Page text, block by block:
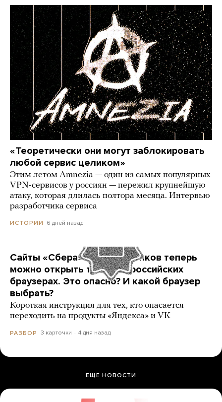
«Теоретически они могут заблокировать
любой сервис целиком»
Этим летом Amnezia — один из самых популярных
VPN-сервисов у россиян — пережил крупнейшую
атаку, которая длилась полтора месяца. Интервью
разработчика сервиса
ИСТОРИИ 6 дней назад
Сайты «Сбера» и других банков теперь
можно открыть только в российских
браузерах. Это опасно? И какой браузер
выбрать?
Короткая инструкция для тех, кто опасается
переходить на продукты «Яндекса» и VK
РАЗБОР 3 карточки 4 дня назад
ЕЩЕ НОВОСТИ